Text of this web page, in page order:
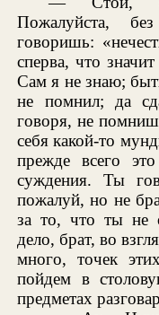
Пожалуйста,
говоришь:
сперва, что
Сам я не знаю;
не помнил; да
говоря, не
себя какой-то
прежде всего
суждения. Ты
пожалуй, но не
за то, что ты не
дело, брат, во
много, точек
пойдем в
предметах